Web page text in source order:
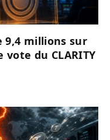
9,4 millions sur
du CLARITY